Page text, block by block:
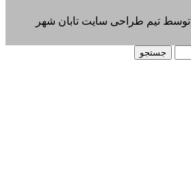
توسط تیم طراحی سایت تابان شهر
جستجو